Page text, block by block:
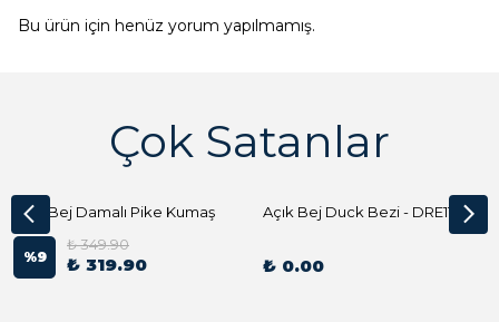
Bu ürün için henüz yorum yapılmamış.
Çok Satanlar
Açık Bej Damalı Pike Kumaş
%9
₺ 349.90
₺ 319.90
Açık Bej Duck Bezi - DRE1144 Kumaş Peçete
₺ 0.00